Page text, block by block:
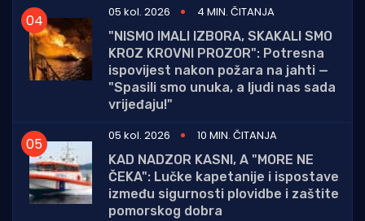
05 kol. 2026
4 MIN. ČITANJA
"NISMO IMALI IZBORA, SKAKALI SMO
KROZ KROVNI PROZOR": Potresna
ispovijest nakon požara na jahti —
"Spasili smo unuka, a ljudi nas sada
vrijeđaju!"
05 kol. 2026
10 MIN. ČITANJA
KAD NADZOR KASNI, A "MORE NE
ČEKA": Lučke kapetanije i ispostave
između sigurnosti plovidbe i zaštite
pomorskog dobra